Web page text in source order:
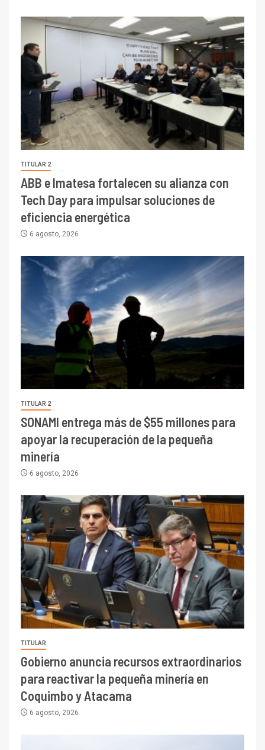
TITULAR 2
ABB e Imatesa fortalecen su alianza con
Tech Day para impulsar soluciones de
eficiencia energética
6 agosto, 2026
TITULAR 2
SONAMI entrega más de $55 millones para
apoyar la recuperación de la pequeña
minería
6 agosto, 2026
TITULAR
Gobierno anuncia recursos extraordinarios
para reactivar la pequeña minería en
Coquimbo y Atacama
6 agosto, 2026